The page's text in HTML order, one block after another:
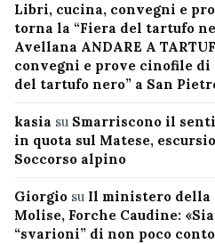
Libri, cucina, convegni e
torna la “Fiera del tartufo
Avellana ANDARE A
convegni e prove cinofile
del tartufo nero” a San
kasia su Smarriscono il
in quota sul Matese,
Soccorso alpino
Giorgio su Il ministero della
Molise, Forche Caudine:
“svarioni” di non poco